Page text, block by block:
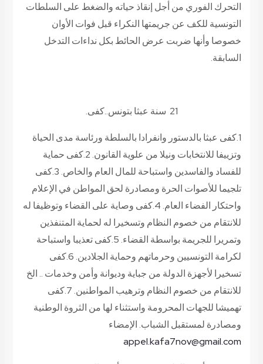
التحرك الفوري من أجل إنقاذ حياته والضغط على السلطات
التونسية للكف عن جريمتها النكراء قبل فوات الأوان
خصوصا وأنها ضربت عرض الحائط بكل نداءات التدخل
السابقة.
21 سنة عبثا بتونس..كفى.
1.كفى عبثا بالدستور وانفرادا بالسلطة ورئاسة مدى الحياة
وتزييفا للانتخابات ونيلا من علوية القانون. 2.كفى حماية
للفساد والفاسدين واستباحة للمال العام والخاص. 3.كفى
تلجيما للأصوات الحرة ومصادرة لحق المواطن في الإعلام
واحتكار الفضاء العام. 4.كفى وصاية على القضاء وتوظيفا له
للانتقام من خصوم النظام وتسخيرا له لحماية المتنفذين
وتمريرا للجريمة بواسطة القضاء. 5.كفى تعذيبا واستباحة
لكرامة التونسيين وحرماتهم وحماية الجلادين. 6.كفى
تسخيرا لأجهزة الدولة من جباية وديوانة وأمن وخدمات .. الخ
للانتقام من خصوم النظام وترهيب المواطنين. 7.كفى
تهميشا للجهات المحرومة واستثناء لها من الثروة الوطنية
ومصادرة لمستقبل الشباب. الإمضاء
appel.kafa7nov@gmail.com